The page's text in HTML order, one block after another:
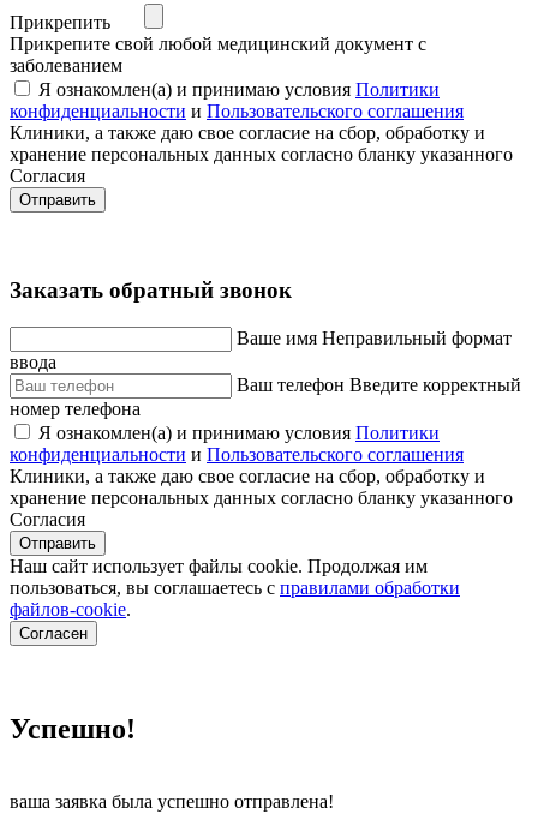
Прикрепить
Прикрепите свой любой медицинский документ с
заболеванием
Я ознакомлен(а) и принимаю условия Политики
конфиденциальности и Пользовательского соглашения
Клиники, а также даю свое согласие на сбор, обработку и
хранение персональных данных согласно бланку указанного
Согласия
Отправить
Заказать обратный звонок
Ваше имя Неправильный формат
ввода
Ваш телефон Введите корректный
номер телефона
Я ознакомлен(а) и принимаю условия Политики
конфиденциальности и Пользовательского соглашения
Клиники, а также даю свое согласие на сбор, обработку и
хранение персональных данных согласно бланку указанного
Согласия
Отправить
Наш сайт использует файлы cookie. Продолжая им
пользоваться, вы соглашаетесь c правилами обработки
файлов-cookie.
Согласен
Успешно!
ваша заявка была успешно отправлена!